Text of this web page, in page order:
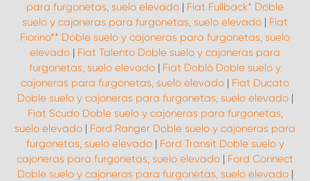
para furgonetas, suelo elevado | Fiat Fullback* Doble
suelo y cajoneras para furgonetas, suelo elevado | Fiat
Fiorino** Doble suelo y cajoneras para furgonetas, suelo
elevado | Fiat Talento Doble suelo y cajoneras para
furgonetas, suelo elevado | Fiat Doblò Doble suelo y
cajoneras para furgonetas, suelo elevado | Fiat Ducato
Doble suelo y cajoneras para furgonetas, suelo elevado|
Fiat Scudo Doble suelo y cajoneras para furgonetas,
suelo elevado | Ford Ranger Doble suelo y cajoneras para
furgonetas, suelo elevado| Ford Transit Doble suelo y
cajoneras para furgonetas, suelo elevado | Ford Connect
Doble suelo y cajoneras para furgonetas, suelo elevado|